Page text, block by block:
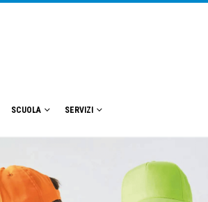
SCUOLA SERVIZI